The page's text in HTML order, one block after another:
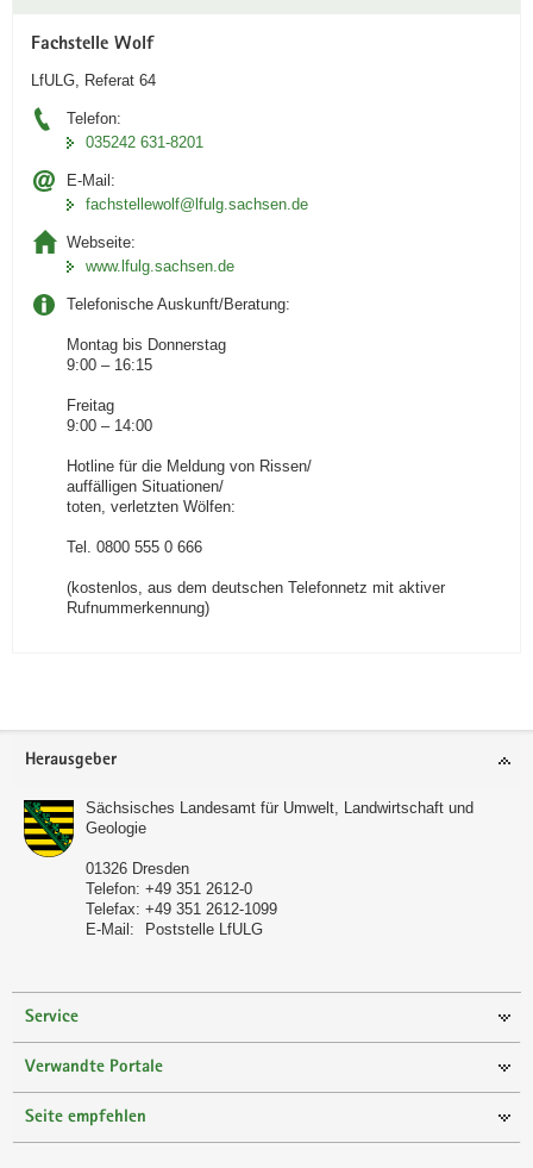
Fachstelle Wolf
LfULG, Referat 64
Telefon:
035242 631-8201
E-Mail:
fachstellewolf­@lfulg.sachsen.de
Webseite:
www.lfulg.sachsen.de
Telefonische Auskunft/Beratung:
Montag bis Donnerstag
9:00 – 16:15
Freitag
9:00 – 14:00
Hotline für die Meldung von Rissen/
auffälligen Situationen/
toten, verletzten Wölfen:
Tel. 0800 555 0 666
(kostenlos, aus dem deutschen Telefonnetz mit aktiver
Rufnummerkennung)
Footer-
Herausgeber
Sächsisches Landesamt für Umwelt, Landwirtschaft und
Geologie
01326 Dresden
Telefon: +49 351 2612-0
Telefax: +49 351 2612-1099
E-Mail:
Poststelle LfULG
Service
Verwandte Portale
Seite empfehlen